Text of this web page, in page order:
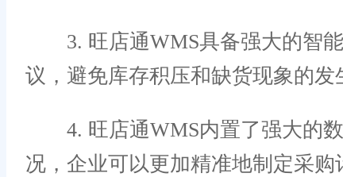
3. 旺店通WMS具备强大的智能
议，避免库存积压和缺货现象的发
4. 旺店通WMS内置了强大的数
况，企业可以更加精准地制定采